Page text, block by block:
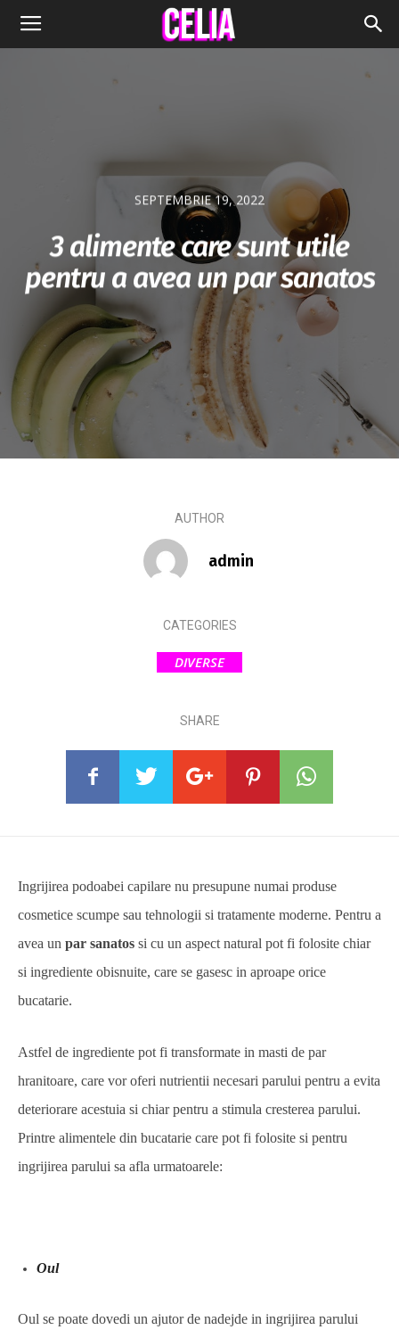
SEPTEMBRIE 19, 2022
3 alimente care sunt utile
pentru a avea un par sanatos
AUTHOR
admin
CATEGORIES
DIVERSE
SHARE
Ingrijirea podoabei capilare nu presupune numai produse
cosmetice scumpe sau tehnologii si tratamente moderne. Pentru a
avea un par sanatos si cu un aspect natural pot fi folosite chiar
si ingrediente obisnuite, care se gasesc in aproape orice
bucatarie.
Astfel de ingrediente pot fi transformate in masti de par
hranitoare, care vor oferi nutrientii necesari parului pentru a evita
deteriorare acestuia si chiar pentru a stimula cresterea parului.
Printre alimentele din bucatarie care pot fi folosite si pentru
ingrijirea parului sa afla urmatoarele:
Oul
Oul se poate dovedi un ajutor de nadejde in ingrijirea parului